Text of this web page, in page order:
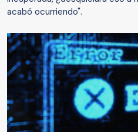
acabó ocurriendo".